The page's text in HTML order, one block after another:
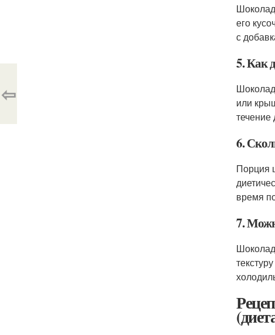
его
с
5. Как
или
течение
6.
Порция
время
7.
⇦